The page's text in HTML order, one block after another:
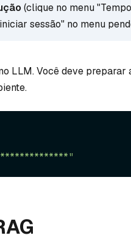
(clique no menu
sessão" no menu
LLM. Você deve preparar